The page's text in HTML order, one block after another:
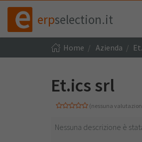
erpselection.it
Home Azienda
Et.ics srl
(nessuna
Nessuna descrizione è